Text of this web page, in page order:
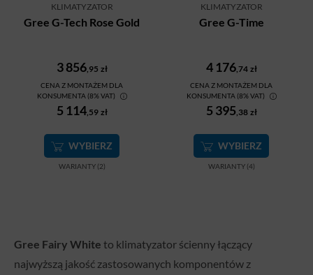
KLIMATYZATOR
Gree G-Tech Rose Gold
3 856,95 zł
CENA Z MONTAŻEM DLA
KONSUMENTA (8% VAT)
5 114,59 zł
WYBIERZ
WARIANTY (2)
KLIMATYZATOR
Gree G-Time
4 176,74 zł
CENA Z MONTAŻEM DLA
KONSUMENTA (8% VAT)
5 395,38 zł
WYBIERZ
WARIANTY (4)
Gree Fairy White to klimatyzator ścienny łączący
najwyższą jakość zastosowanych komponentów z